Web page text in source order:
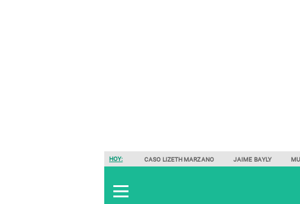
HOY: CASO LIZETH MARZANO JAIME BAYLY